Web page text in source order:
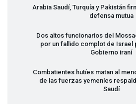
Arabia Saudí, Turquía y Pakistán
defensa mutua
Dos altos funcionarios del
por un fallido complot de Israel
Gobierno iraní
Combatientes hutíes matan al
de las fuerzas yemeníes
Saudí